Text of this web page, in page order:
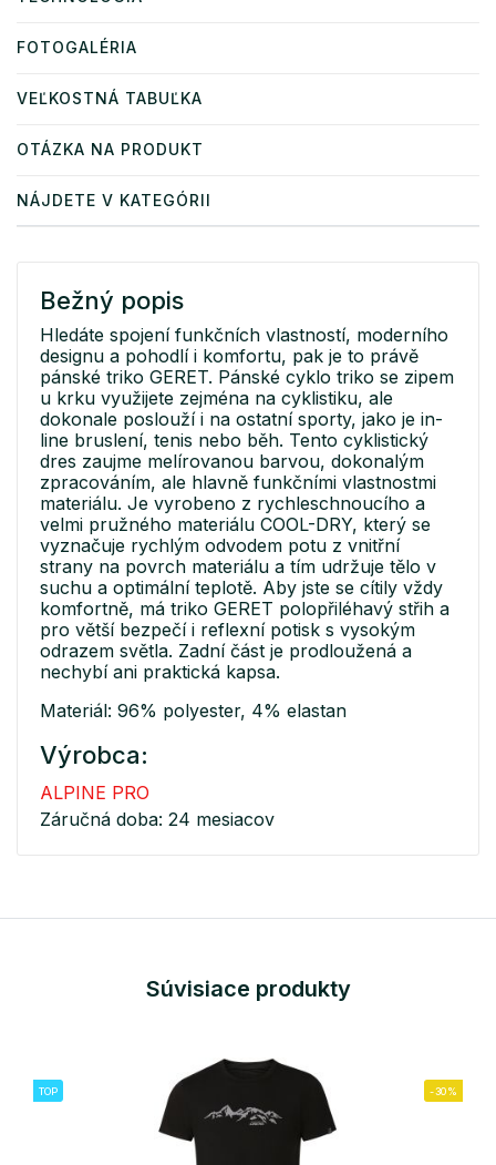
FOTOGALÉRIA
VEĽKOSTNÁ TABUĽKA
OTÁZKA NA PRODUKT
NÁJDETE V KATEGÓRII
Bežný popis
Hledáte spojení funkčních vlastností, moderního
designu a pohodlí i komfortu, pak je to právě
pánské triko GERET. Pánské cyklo triko se zipem
u krku využijete zejména na cyklistiku, ale
dokonale poslouží i na ostatní sporty, jako je in-
line bruslení, tenis nebo běh. Tento cyklistický
dres zaujme melírovanou barvou, dokonalým
zpracováním, ale hlavně funkčními vlastnostmi
materiálu. Je vyrobeno z rychleschnoucího a
velmi pružného materiálu COOL-DRY, který se
vyznačuje rychlým odvodem potu z vnitřní
strany na povrch materiálu a tím udržuje tělo v
suchu a optimální teplotě. Aby jste se cítily vždy
komfortně, má triko GERET polopřiléhavý střih a
pro větší bezpečí i reflexní potisk s vysokým
odrazem světla. Zadní část je prodloužená a
nechybí ani praktická kapsa.
Materiál: 96% polyester, 4% elastan
Výrobca:
ALPINE PRO
Záručná doba: 24 mesiacov
Súvisiace produkty
TOP -30%